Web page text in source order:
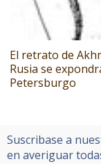
El retrato de
Rusia se
Petersburgo
Suscribase a
en averiguar